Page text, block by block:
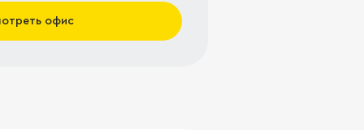
офис